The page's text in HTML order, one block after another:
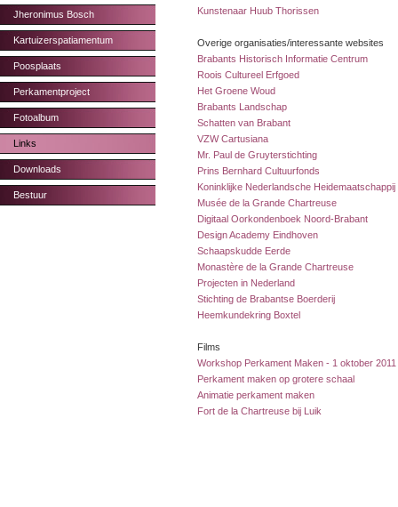
Jheronimus Bosch
Kartuizerspatiamentum
Poosplaats
Perkamentproject
Fotoalbum
Links
Downloads
Bestuur
Kunstenaar Huub Thorissen
Overige organisaties/interessante websites
Brabants Historisch Informatie Centrum
Roois Cultureel Erfgoed
Het Groene Woud
Brabants Landschap
Schatten van Brabant
VZW Cartusiana
Mr. Paul de Gruyterstichting
Prins Bernhard Cultuurfonds
Koninklijke Nederlandsche Heidemaatschappij
Musée de la Grande Chartreuse
Digitaal Oorkondenboek Noord-Brabant
Design Academy Eindhoven
Schaapskudde Eerde
Monastère de la Grande Chartreuse
Projecten in Nederland
Stichting de Brabantse Boerderij
Heemkundekring Boxtel
Films
Workshop Perkament Maken - 1 oktober
Perkament maken op grotere schaal
Animatie perkament maken
Fort de la Chartreuse bij Luik